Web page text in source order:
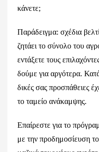
κάνετε;
Παράδειγμα: σχέδια
ζητάει το σύνολο του
εντάξετε τους
δούμε για αργότερα.
δικές σας προσπάθειες
το ταμείο ανάκαμψης.
Επαίρεστε για το
με την προδημοσίευση